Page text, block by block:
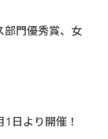
部門優秀賞、女
日より開催！